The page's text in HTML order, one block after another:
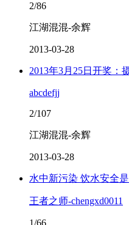
2/86
江湖混混-余辉
2013-03-28
2013年3月25日开奖：
abcdefjj
2/107
江湖混混-余辉
2013-03-28
水中新污染 饮水安全
王者之师-chengxd0011
1/66